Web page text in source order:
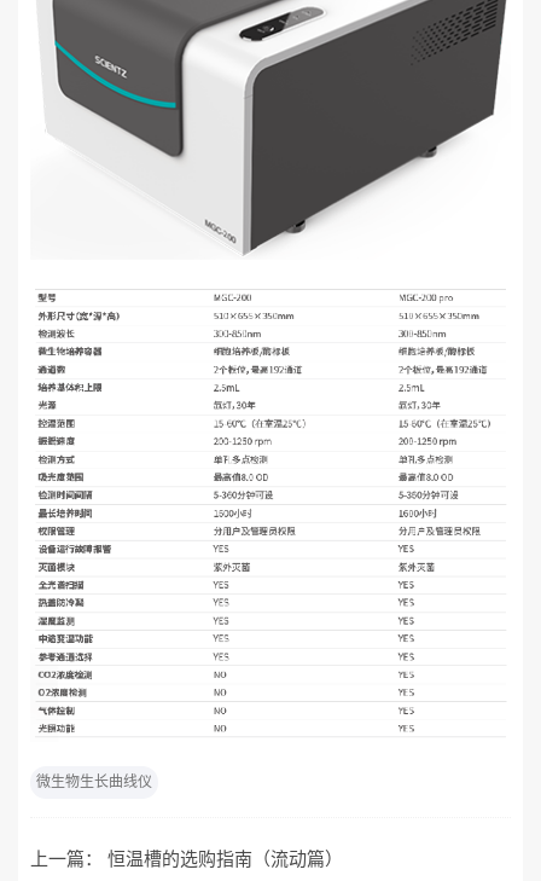
微生物生长曲线仪
上一篇： 恒温槽的选购指南（流动篇）